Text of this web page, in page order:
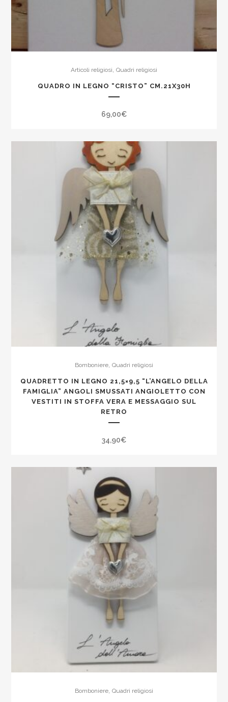
Articoli religiosi Quadri religiosi
QUADRO IN LEGNO “CRISTO” CM.21X30H
69,00€
Bomboniere Quadri religiosi
QUADRETTO IN LEGNO 21,5×9,5 “L’ANGELO DELLA
FAMIGLIA” ANGOLI SMUSSATI ANGIOLETTO CON
VESTITI IN STOFFA VERA E MESSAGGIO SUL
RETRO
34,90€
Bomboniere, Quadri religiosi